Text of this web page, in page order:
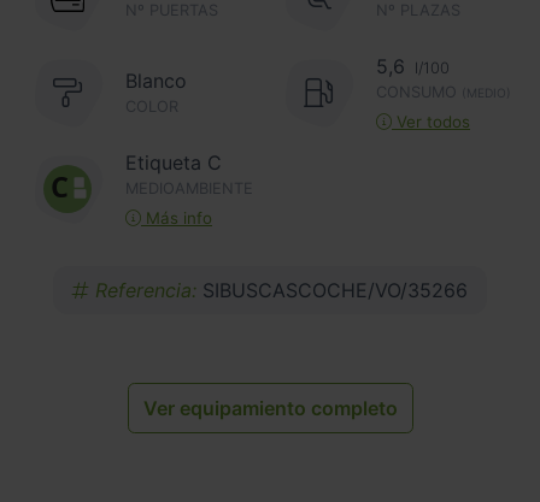
Nº PUERTAS
Nº PLAZAS
Blanco
COLOR
5,6
l/100
CONSUMO
(MEDIO)
Ver todos
Etiqueta C
MEDIOAMBIENTE
Más info
Referencia: SIBUSCASCOCHE/VO/35266
Ver equipamiento completo